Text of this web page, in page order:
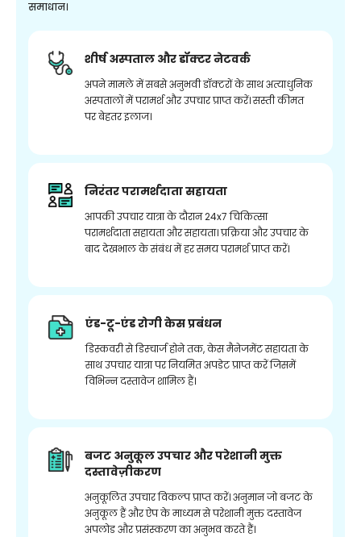
समाधान।
शीर्ष अस्पताल और डॉक्टर नेटवर्क
अपने मामले में सबसे अनुभवी डॉक्टरों के साथ अत्याधुनिक
अस्पतालों में परामर्श और उपचार प्राप्त करें। सस्ती कीमत
पर बेहतर इलाज।
निरंतर परामर्शदाता सहायता
आपकी उपचार यात्रा के दौरान 24x7 चिकित्सा
परामर्शदाता सहायता और सहायता। प्रक्रिया और उपचार के
बाद देखभाल के संबंध में हर समय परामर्श प्राप्त करें।
एंड-टू-एंड रोगी केस प्रबंधन
डिस्कवरी से डिस्चार्ज होने तक, केस मैनेजमेंट सहायता के
साथ उपचार यात्रा पर नियमित अपडेट प्राप्त करें जिसमें
विभिन्न दस्तावेज शामिल हैं।
बजट अनुकूल उपचार और परेशानी मुक्त
दस्तावेज़ीकरण
अनुकूलित उपचार विकल्प प्राप्त करें। अनुमान जो बजट के
अनुकूल हैं और ऐप के माध्यम से परेशानी मुक्त दस्तावेज
अपलोड और प्रसंस्करण का अनुभव करते हैं।